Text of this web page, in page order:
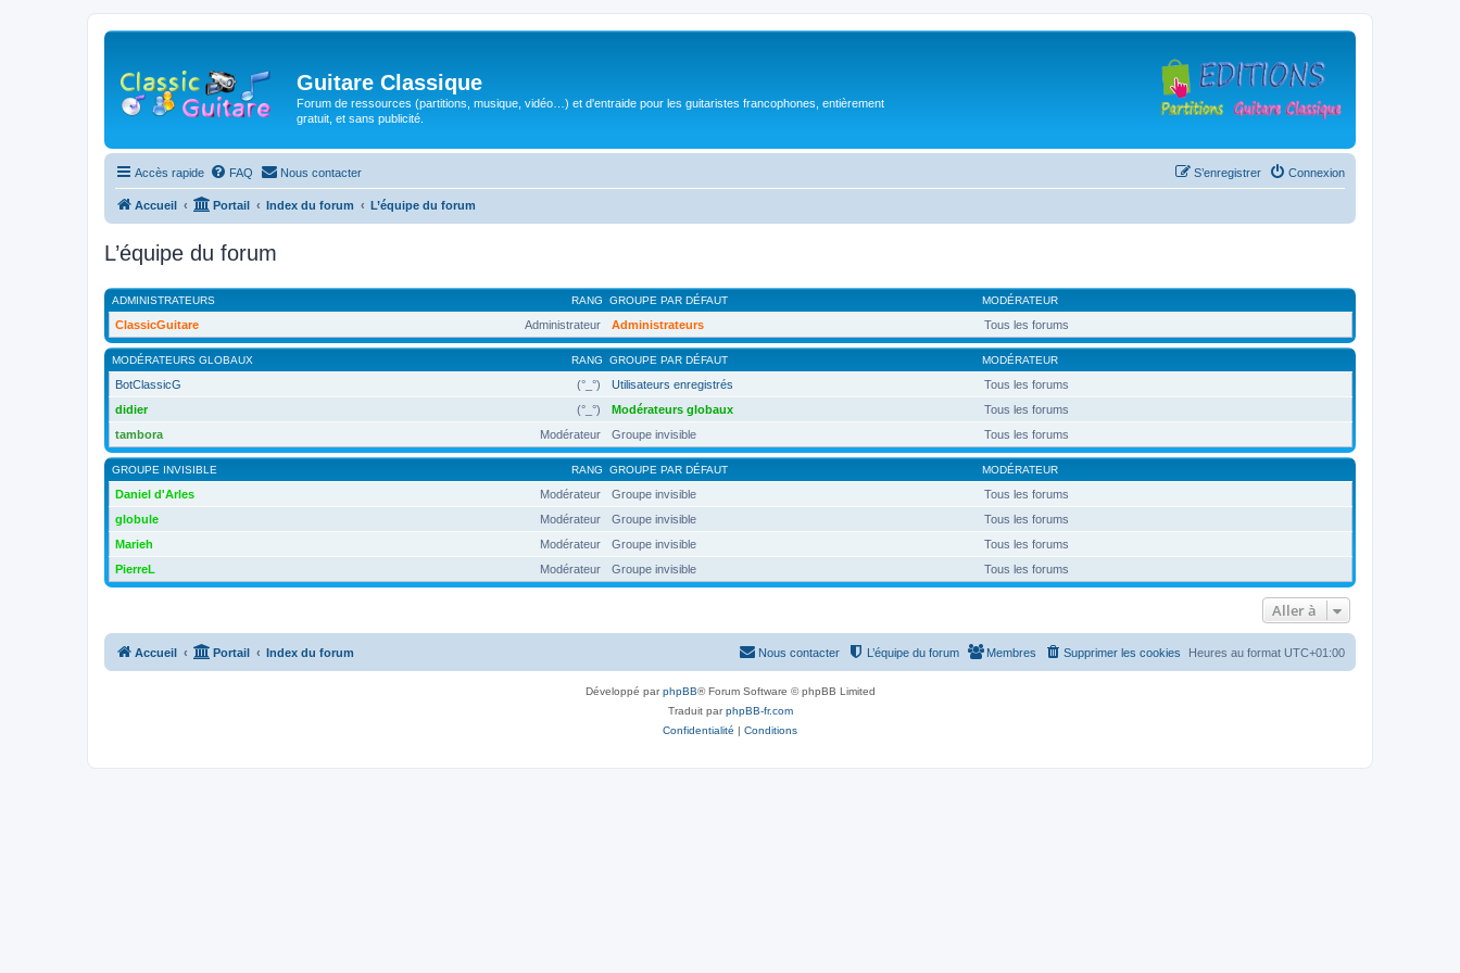
Guitare Classique
Forum de ressources (partitions, musique, vidéo…) et d'entraide pour les guitaristes francophones, entièrement
gratuit, et sans publicité.
Accès rapide FAQ Nous contacter Connexion
S’enregistrer
Accueil Portail Index du forum L’équipe du forum
L’équipe du forum
RANG
ADMINISTRATEURS GROUPE PAR DÉFAUT MODÉRATEUR
Administrateur
ClassicGuitare Administrateurs Tous les forums
RANG
MODÉRATEURS GLOBAUX GROUPE PAR DÉFAUT MODÉRATEUR
(°_°)
BotClassicG Utilisateurs enregistrés
Tous les forums
(°_°)
didier Modérateurs globaux
Tous les forums
Modérateur
tambora Groupe invisible Tous les forums
RANG
GROUPE INVISIBLE GROUPE PAR DÉFAUT MODÉRATEUR
Modérateur
Daniel d'Arles Groupe invisible
Tous les forums
Modérateur
globule Groupe invisible
Tous les forums
Modérateur
Marieh Groupe invisible
Tous les forums
Modérateur
PierreL Groupe invisible Tous les forums
Aller à
Accueil Portail Index du forum Heures au format UTC+01:00
Supprimer les cookies
Membres
L’équipe du forum
Nous contacter
Développé parphpBB® Forum Software © phpBB Limited
Traduit parphpBB-fr.com
Confidentialité | Conditions